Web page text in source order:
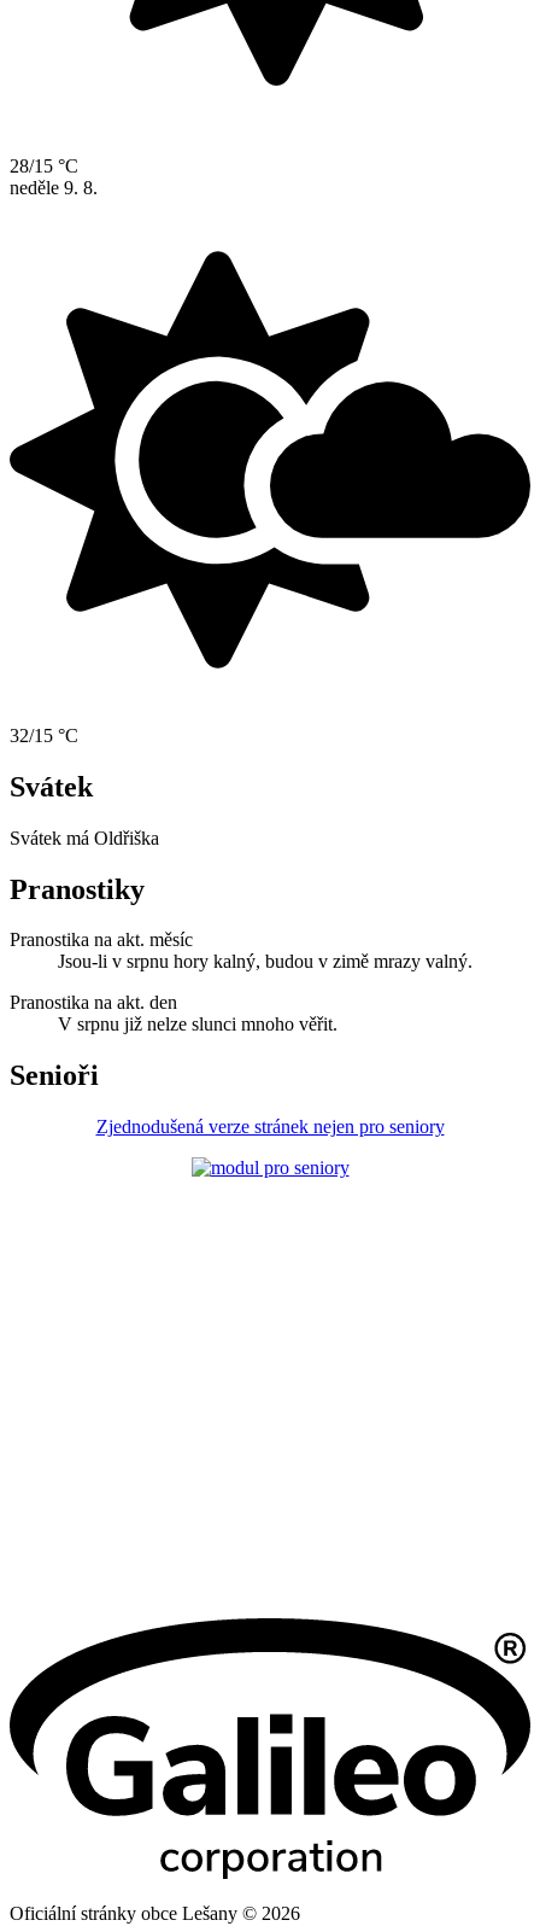
28/15 °C
neděle 9. 8.
32/15 °C
Svátek
Svátek má Oldřiška
Pranostiky
Pranostika na akt. měsíc
Jsou-li v srpnu hory kalný, budou v zimě mrazy valný.
Pranostika na akt. den
V srpnu již nelze slunci mnoho věřit.
Senioři
Zjednodušená verze stránek nejen pro seniory
Oficiální stránky obce Lešany © 2026